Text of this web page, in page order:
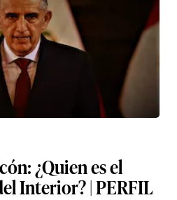
¿Quien es el
Interior? | PERFIL